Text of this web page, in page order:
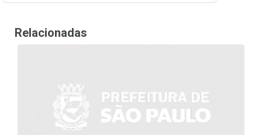
Relacionadas